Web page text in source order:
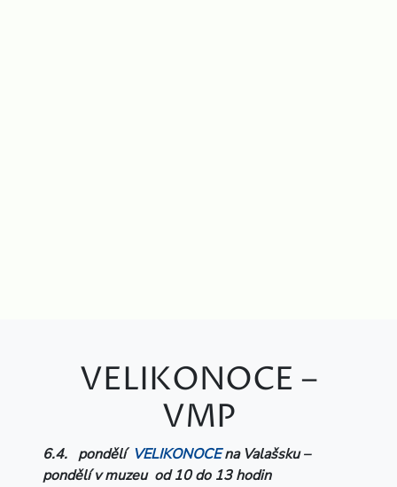
VELIKONOCE –
VMP
6.4. pondělí VELIKONOCEna Valašsku –
pondělí v muzeu od 10 do 13 hodin